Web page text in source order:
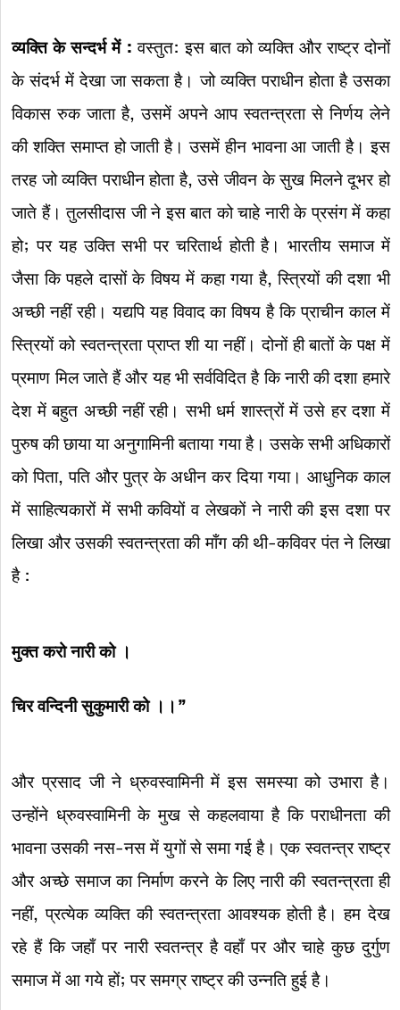
व्यक्ति के सन्दर्भ में : वस्तुत: इस बात को व्यक्ति और राष्ट्र दोनों
के संदर्भ में देखा जा सकता है। जो व्यक्ति पराधीन होता है उसका
विकास रुक जाता है, उसमें अपने आप स्वतन्त्रता से निर्णय लेने
की शक्ति समाप्त हो जाती है। उसमें हीन भावना आ जाती है। इस
तरह जो व्यक्ति पराधीन होता है, उसे जीवन के सुख मिलने दूभर हो
जाते हैं। तुलसीदास जी ने इस बात को चाहे नारी के प्रसंग में कहा
हो; पर यह उक्ति सभी पर चरितार्थ होती है। भारतीय समाज में
जैसा कि पहले दासों के विषय में कहा गया है, स्त्रियों की दशा भी
अच्छी नहीं रही। यद्यपि यह विवाद का विषय है कि प्राचीन काल में
स्त्रियों को स्वतन्त्रता प्राप्त शी या नहीं। दोनों ही बातों के पक्ष में
प्रमाण मिल जाते हैं और यह भी सर्वविदित है कि नारी की दशा हमारे
देश में बहुत अच्छी नहीं रही। सभी धर्म शास्त्रों में उसे हर दशा में
पुरुष की छाया या अनुगामिनी बताया गया है। उसके सभी अधिकारों
को पिता, पति और पुत्र के अधीन कर दिया गया। आधुनिक काल
में साहित्यकारों में सभी कवियों व लेखकों ने नारी की इस दशा पर
लिखा और उसकी स्वतन्त्रता की माँग की थी-कविवर पंत ने लिखा
है :
मुक्त करो नारी को ।
चिर वन्दिनी सुकुमारी को ।।”
और प्रसाद जी ने ध्रुवस्वामिनी में इस समस्या को उभारा है।
उन्होंने ध्रुवस्वामिनी के मुख से कहलवाया है कि पराधीनता की
भावना उसकी नस-नस में युगों से समा गई है। एक स्वतन्त्र राष्ट्र
और अच्छे समाज का निर्माण करने के लिए नारी की स्वतन्त्रता ही
नहीं, प्रत्येक व्यक्ति की स्वतन्त्रता आवश्यक होती है। हम देख
रहे हैं कि जहाँ पर नारी स्वतन्त्र है वहाँ पर और चाहे कुछ दुर्गुण
समाज में आ गये हों; पर समग्र राष्ट्र की उन्नति हुई है।